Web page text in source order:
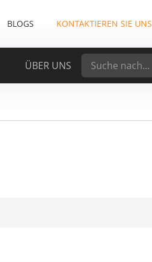
BLOGS KONTAKTIEREN SIE UNS
ÜBER UNS